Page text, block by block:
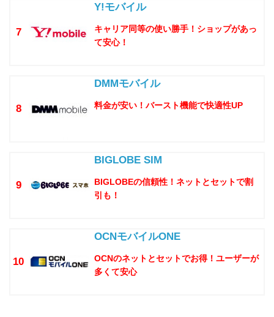
7
Y!モバイル
キャリア同等の使い勝手！ショップがあっ
て安心！
8
DMMモバイル
料金が安い！バースト機能で快適性UP
9
BIGLOBE SIM
BIGLOBEの信頼性！ネットとセットで割
引も！
10
OCNモバイルONE
OCNのネットとセットでお得！ユーザーが
多くて安心